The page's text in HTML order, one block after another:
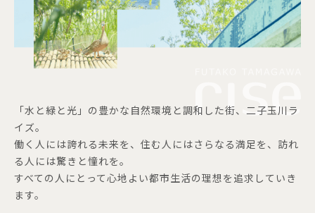
「水と緑と光」の豊かな自然環境と調和した街、二子玉川ラ
イズ。
働く人には誇れる未来を、住む人にはさらなる満足を、訪れ
る人には驚きと憧れを。
すべての人にとって心地よい都市生活の理想を追求していき
ます。